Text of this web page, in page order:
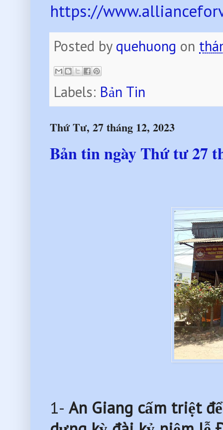
https://
Posted by quehuong on
Labels: Bản Tin
Thứ Tư, 27 tháng 12, 2023
Bản tin ngày Thứ tư 27
1- An Giang cấm triệt